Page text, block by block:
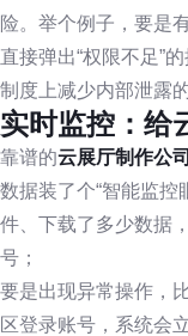
险。举个例子，要是
直接弹出“权限不足”
制度上减少内部泄露
实时监控：给
靠谱的云展厅制作公司
数据装了个“智能监控
件、下载了多少数据
号；
要是出现异常操作，
区登录账号，系统会